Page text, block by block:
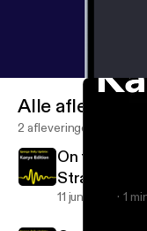
Alle
2 afleveringen
On the
Straight
11 jun 2018 1